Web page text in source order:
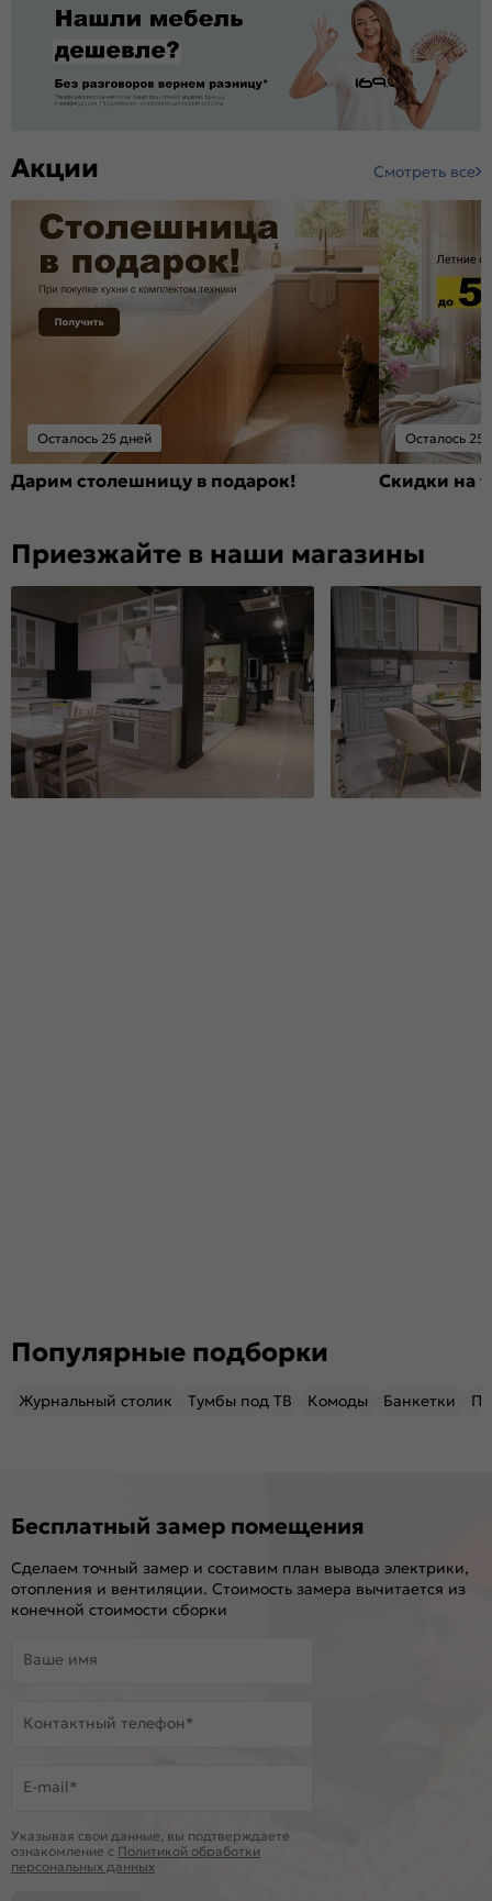
Акции Смотреть все
Осталось 25 дней
Дарим столешницу в подарок!
Осталось 25
Скидки на
Приезжайте в наши магазины
Популярные подборки
Журнальный столик Тумбы под ТВ Комоды Банкетки
Бесплатный замер помещения
Сделаем точный замер и составим план вывода электрики,
отопления и вентиляции. Стоимость замера вычитается из
конечной стоимости сборки
Ваше имя
Контактный телефон*
E-mail*
Указывая свои данные, вы подтверждаете
ознакомление c Политикой обработки
персональных данных